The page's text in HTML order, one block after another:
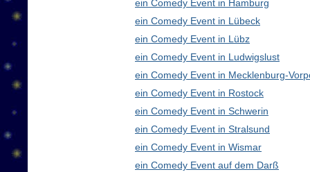
ein Comedy Event in Hamburg
ein Comedy Event in Lübeck
ein Comedy Event in Lübz
ein Comedy Event in Ludwigslust
ein Comedy Event in Mecklenburg-
ein Comedy Event in Rostock
ein Comedy Event in Schwerin
ein Comedy Event in Stralsund
ein Comedy Event in Wismar
ein Comedy Event auf dem Darß